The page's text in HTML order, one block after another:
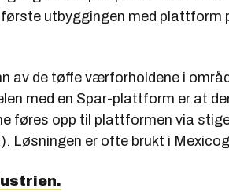
utbyggingen med plattform
av de tøffe værforholdene i
med en Spar-plattform er at
føres opp til plattformen via
Løsningen er ofte brukt i